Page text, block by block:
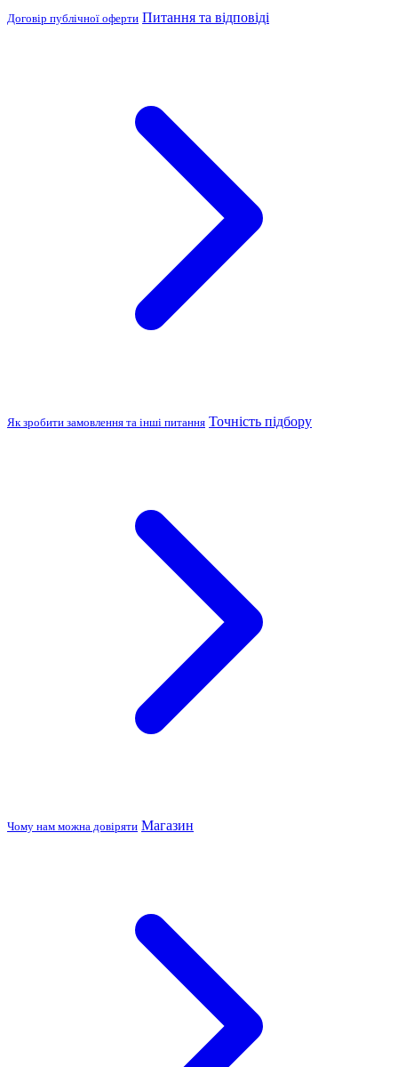
Договір публічної оферти Питання та відповіді
Як зробити замовлення та інші питання Точність підбору
Чому нам можна довіряти Магазин